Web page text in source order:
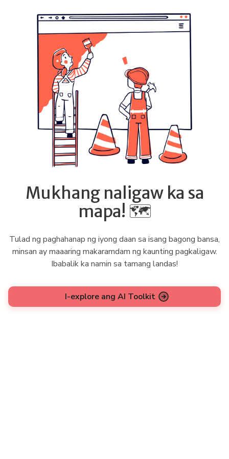
Mukhang naligaw ka sa
mapa! 🗺️
Tulad ng paghahanap ng iyong daan sa isang bagong bansa,
minsan ay maaaring makaramdam ng kaunting pagkaligaw.
Ibabalik ka namin sa tamang landas!
I-explore ang AI Toolkit